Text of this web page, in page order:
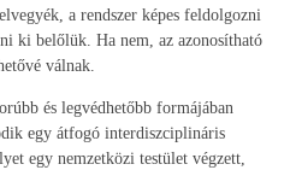
a rendszer képes feldolgozni
ki belőlük. Ha nem, az azonosítható
válnak.
és legvédhetőbb formájában
egy átfogó interdiszciplináris
egy nemzetközi testület végzett,